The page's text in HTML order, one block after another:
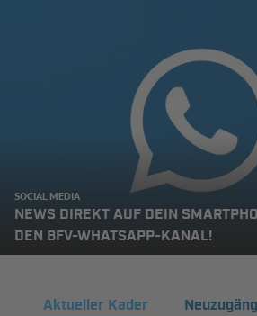
SOCIAL MEDIA
NEWS DIREKT AUF DEIN
DEN BFV-WHATSAPP-KANAL!
Aktueller Kader